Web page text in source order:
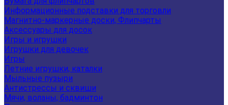
Информационные подставки для торговли
Магнитно-маркерные доски, Флипчарты
Аксессуары для досок
Игры и игрушки
Игрушки для девочек
Игры
Летние игрушки, каталки
Мыльные пузыри
Антистрессы и сквиши
Мячи, воланы, бадминтон